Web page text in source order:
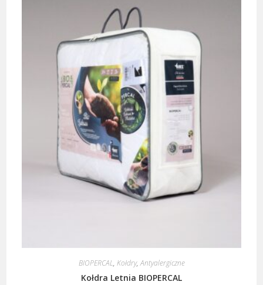
BIOPERCAL, Kołdry,Antyalergiczne
Kołdra Letnia BIOPERCAL